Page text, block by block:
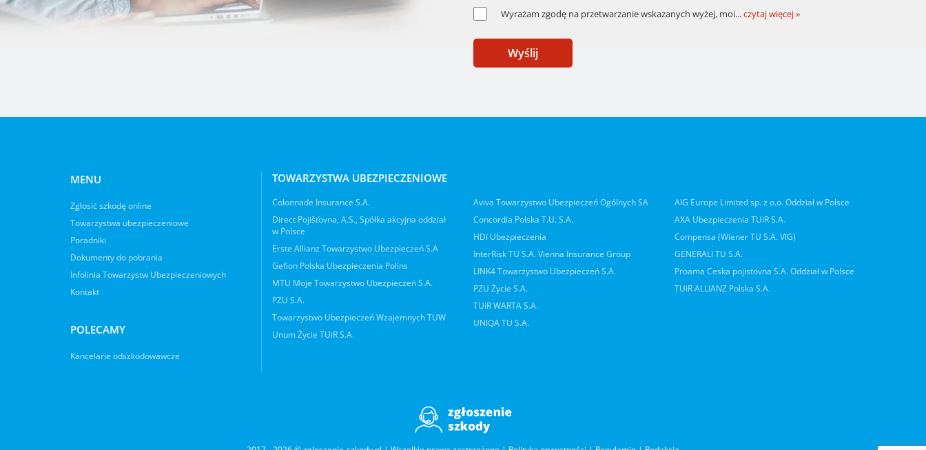
Wyrażam zgodę na przetwarzanie wskazanych wyżej, moi...czytaj więcej »
Wyślij
MENU
Zgłosić szkodę online
Towarzystwa ubezpieczeniowe
Poradniki
Dokumenty do pobrania
Infolinia Towarzystw Ubezpieczeniowych
Kontakt
POLECAMY
Kancelarie odszkodowawcze
TOWARZYSTWA UBEZPIECZENIOWE
Colonnade Insurance S.A.
Direct Pojišťovna, A.S., Spółka akcyjna oddział
w Polsce
Erste Allianz Towarzystwo Ubezpieczeń S.A
Gefion Polska Ubezpieczenia Polins
MTU Moje Towarzystwo Ubezpieczeń S.A.
PZU S.A.
Towarzystwo Ubezpieczeń Wzajemnych TUW
Unum Życie TUiR S.A.
Aviva Towarzystwo Ubezpieczeń Ogólnych SA
Concordia Polska T.U. S.A.
HDI Ubezpieczenia
InterRisk TU S.A. Vienna Insurance Group
LINK4 Towarzystwo Ubezpieczeń S.A.
PZU Życie S.A.
TUiR WARTA S.A.
UNIQA TU S.A.
AIG Europe Limited sp. z o.o. Oddział w Polsce
AXA Ubezpieczenia TUiR S.A.
Compensa (Wiener TU S.A. VIG)
GENERALI TU S.A.
Proama Ceska pojistovna S.A. Oddział w Polsce
TUiR ALLIANZ Polska S.A.